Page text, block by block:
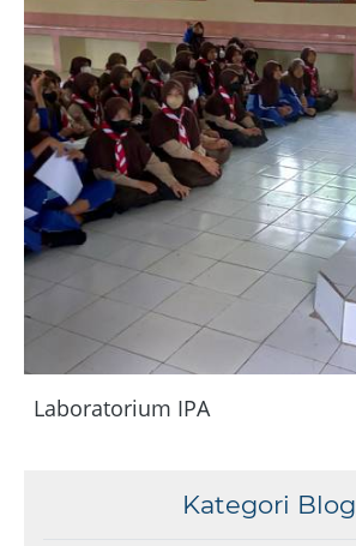
Laboratorium IPA
Kategori Blog